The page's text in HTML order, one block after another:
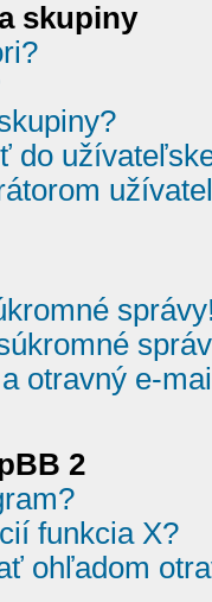
skupiny
do
otravný e-
2
funkcia X?
ohľadom